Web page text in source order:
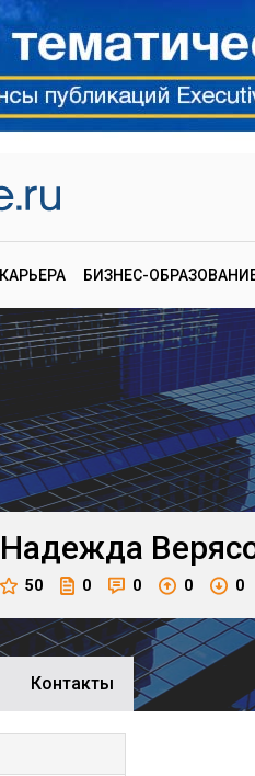
КАРЬЕРА БИЗНЕС-
Надежда
50 0 0 0 0
Контакты